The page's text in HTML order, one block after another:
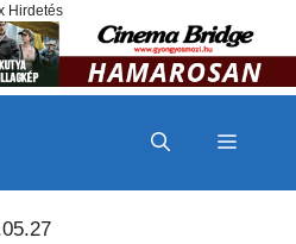
Hirdetés
MENÜ